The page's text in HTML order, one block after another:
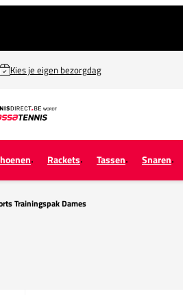
Kies je eigen bezorgdag
Rackets Tassen Snaren
Trainingspak Dames